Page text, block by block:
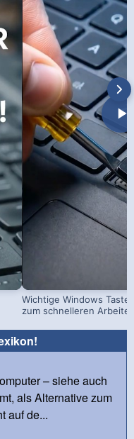
Wichtige Windows
zum schnelleren
– siehe auch
als Alternative zum
auf de...